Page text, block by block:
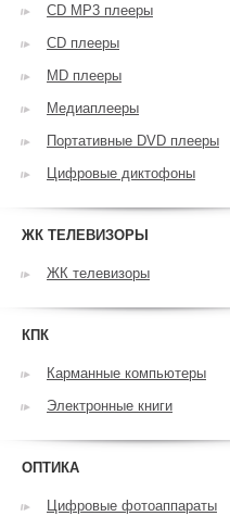
CD MP3 плееры
CD плееры
MD плееры
Медиаплееры
Портативные DVD плееры
Цифровые диктофоны
ЖК ТЕЛЕВИЗОРЫ
ЖК телевизоры
КПК
Карманные компьютеры
Электронные книги
ОПТИКА
Цифровые фотоаппараты